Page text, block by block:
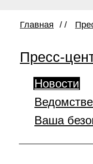
Главная / /
Пресс-
Новости
Ваша